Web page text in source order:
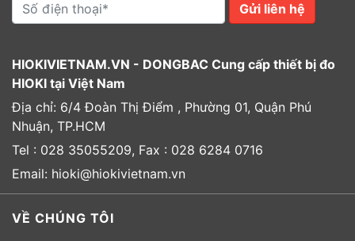
Gửi liên hệ
HIOKIVIETNAM.VN - DONGBAC Cung cấp thiết bị đo
HIOKI tại Việt Nam
Địa chỉ: 6/4 Đoàn Thị Điểm , Phường 01, Quận Phú
Nhuận, TP.HCM
Tel : 028 35055209, Fax : 028 6284 0716
Email: hioki@hiokivietnam.vn
VỀ CHÚNG TÔI